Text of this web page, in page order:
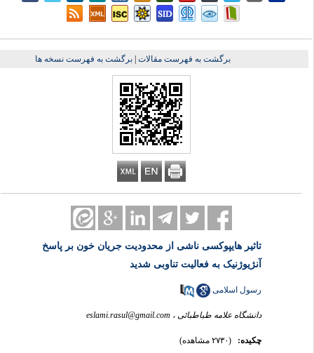
برگشت به فهرست مقالات|برگشت به فهرست نسخه ها
تاثیر هایپوکسی ناشی از محدودیت جریان خون بر پاسخ
آنژیوژنیک به فعالیت تناوبی شدید
رسول اسلامی
دانشگاه علامه طباطبائی ،eslami.rasul@gmail.com
چکیده: (۲۷۳۰ مشاهده)